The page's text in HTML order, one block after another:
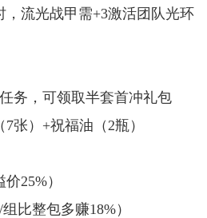
流光战甲需+3激活团队光环
务，可领取半套首冲礼包
张）+祝福油（2瓶）
25%）
比整包多赚18%）